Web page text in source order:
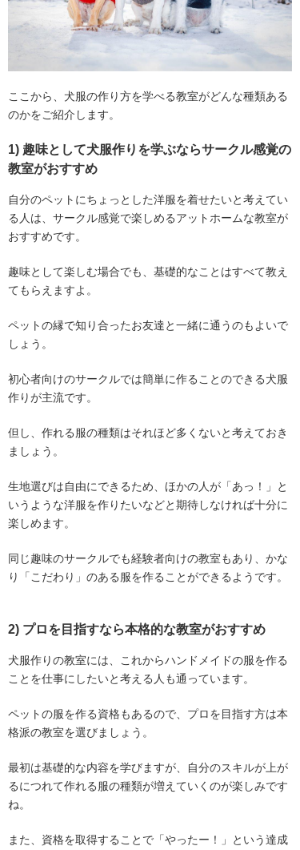
ここから、犬服の作り方を学べる教室がどんな種類ある
のかをご紹介します。
1) 趣味として犬服作りを学ぶならサークル感覚の
教室がおすすめ
自分のペットにちょっとした洋服を着せたいと考えてい
る人は、サークル感覚で楽しめるアットホームな教室が
おすすめです。
趣味として楽しむ場合でも、基礎的なことはすべて教え
てもらえますよ。
ペットの縁で知り合ったお友達と一緒に通うのもよいで
しょう。
初心者向けのサークルでは簡単に作ることのできる犬服
作りが主流です。
但し、作れる服の種類はそれほど多くないと考えておき
ましょう。
生地選びは自由にできるため、ほかの人が「あっ！」と
いうような洋服を作りたいなどと期待しなければ十分に
楽しめます。
同じ趣味のサークルでも経験者向けの教室もあり、かな
り「こだわり」のある服を作ることができるようです。
2) プロを目指すなら本格的な教室がおすすめ
犬服作りの教室には、これからハンドメイドの服を作る
ことを仕事にしたいと考える人も通っています。
ペットの服を作る資格もあるので、プロを目指す方は本
格派の教室を選びましょう。
最初は基礎的な内容を学びますが、自分のスキルが上が
るにつれて作れる服の種類が増えていくのが楽しみです
ね。
また、資格を取得することで「やったー！」という達成